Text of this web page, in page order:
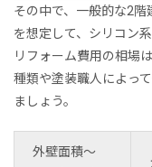
その中で、一般的な2
を想定して、シリコン
リフォーム費用の相場
種類や塗装職人によっ
ましょう。
外壁面積～